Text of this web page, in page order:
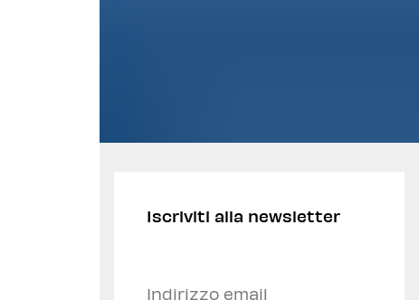
Iscriviti alla newsletter